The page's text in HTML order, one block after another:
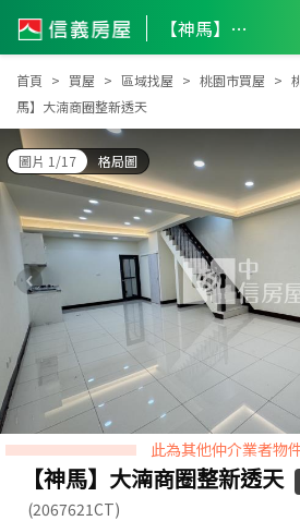
【神馬】大湳商圈整新透天
首頁 買屋 區域找屋 桃園市買屋
馬】大湳商圈整新透天
圖片 1/17 格局圖
此為其他仲介業者物
【神馬】大湳商圈整新透天
(2067621CT)